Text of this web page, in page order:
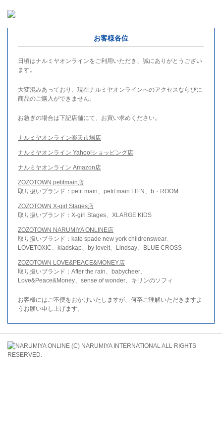
お客様各位
日頃はナルミヤオンラインをご利用いただき、誠にありがとうござい
ます。
大変混みあっており、現在ナルミヤオンラインへのアクセスならびに
商品のご購入ができません。
お急ぎの場合は下記店舗にて、お買い求めください。
ナルミヤオンライン楽天市場店
ナルミヤオンライン Yahoo!ショッピング店
ナルミヤオンライン Amazon店
ZOZOTOWN petitmain店
取り扱いブランド：petit main、petit main LIEN、b・ROOM
ZOZOTOWN X-girl Stages店
取り扱いブランド：X-girl Stages、XLARGE KIDS
ZOZOTOWN NARUMIYA ONLINE店
取り扱いブランド：kate spade new york childrenswear、
LOVETOXIC、kladskap、by loveit、Lindsay、BLUE CROSS
ZOZOTOWN LOVE&PEACE&MONEY店
取り扱いブランド：After the rain、babycheer、
Love&Peace&Money、sense of wonder、キリンのソフィ
お客様にはご不便をおかけいたしますが、何卒ご理解いただきますよ
うお願い申し上げます。